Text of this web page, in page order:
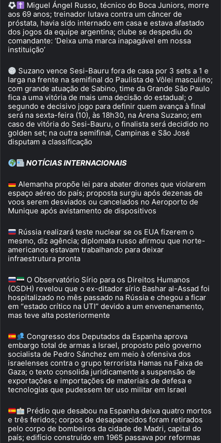
Miguel Ángel Russo, técnico do Boca Juniors, morre
aos 69 anos; treinador lutava contra um câncer de
próstata, havia sido internado em casa e estava afastado
dos jogos da equipe argentina; clube se despediu do
comandante: ‘Deixa uma marca inapagável em nossa
instituição’
Suzano vence Sesi-Bauru fora de casa por 3 sets a 1 e
larga na frente na semifinal do Paulista de Vôlei masculino;
com grande atuação de Sabino, time da Grande São Paulo
fica a uma vitória de mais uma decisão do estadual; o
segundo e decisivo jogo para definir quem avança à final
será na sexta-feira (10), às 18h30, na Arena Suzano; em
caso de vitória do Sesi-Bauru, o finalista será decidido no
golden set; na outra semifinal, Campinas e São José
disputam a classificação
NOTÍCIAS INTERNACIONAIS
Alemanha propõe lei para abater drones que violarem
espaço aéreo do país; proposta surgiu após dezenas de
voos serem desviados ou cancelados no Aeroporto de
Munique após avistamento de dispositivos
Rússia realizará teste nuclear se os EUA fizerem o
mesmo, diz agência; diplomata russo afirmou que norte-
americanos estavam trabalhando para deixar
infraestrutura pronta
O Observatório Sírio para os Direitos Humanos
(OSDH) revelou que o ex-ditador sírio Bashar al-Assad foi
hospitalizado no mês passado na Rússia e chegou a ficar
em “estado crítico na UTI” devido a um envenenamento,
mas teve alta posteriormente
Congresso dos Deputados da Espanha aprova
embargo total de armas a Israel, proposto pelo governo
socialista de Pedro Sánchez em meio à ofensiva dos
israelenses contra o grupo terrorista Hamas na Faixa de
Gaza; o texto consolida juridicamente a suspensão de
exportações e importações de materiais de defesa e
tecnologias que pudessem ter uso militar em Israel
Prédio que desabou na Espanha deixa quatro mortos
e três feridos; corpos de desaparecidos foram retirados
pelo corpo de bombeiros da cidade de Madri, capital do
país; edifício construído em 1965 passava por reformas